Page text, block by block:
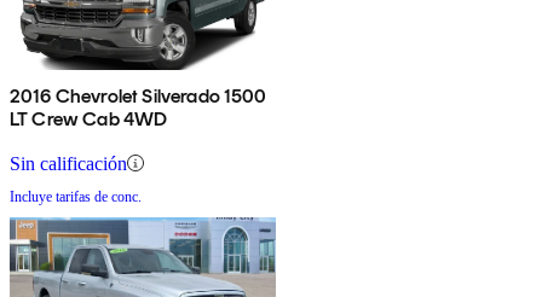
2016 Chevrolet Silverado 1500
LT Crew Cab 4WD
Sin calificación
Incluye tarifas de conc.